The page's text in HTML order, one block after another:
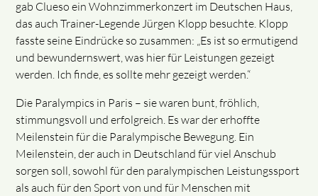
gab Clueso ein Wohnzimmerkonzert im Deutschen Haus,
das auch Trainer-Legende Jürgen Klopp besuchte. Klopp
fasste seine Eindrücke so zusammen: „Es ist so ermutigend
und bewundernswert, was hier für Leistungen gezeigt
werden. Ich finde, es sollte mehr gezeigt werden.“
Die Paralympics in Paris – sie waren bunt, fröhlich,
stimmungsvoll und erfolgreich. Es war der erhoffte
Meilenstein für die Paralympische Bewegung. Ein
Meilenstein, der auch in Deutschland für viel Anschub
sorgen soll, sowohl für den paralympischen Leistungssport
als auch für den Sport von und für Menschen mit